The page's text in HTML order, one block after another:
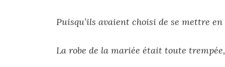
Puisqu’ils avaient choisi de se mettre en
La robe de la mariée était toute trempée,